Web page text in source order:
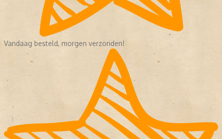
Vandaag besteld, morgen verzonden!